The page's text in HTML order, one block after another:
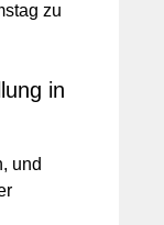
zu
in
und